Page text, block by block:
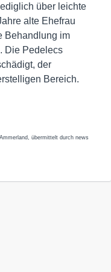
über leichte
alte Ehefrau
Behandlung im
Die Pedelecs
der
Bereich.
übermittelt durch news